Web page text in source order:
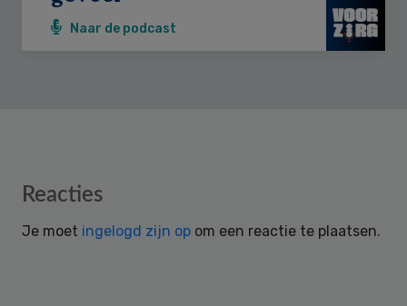
Naar de podcast
Reader
Reacties
Je moet ingelogd zijn op om een reactie te plaatsen.